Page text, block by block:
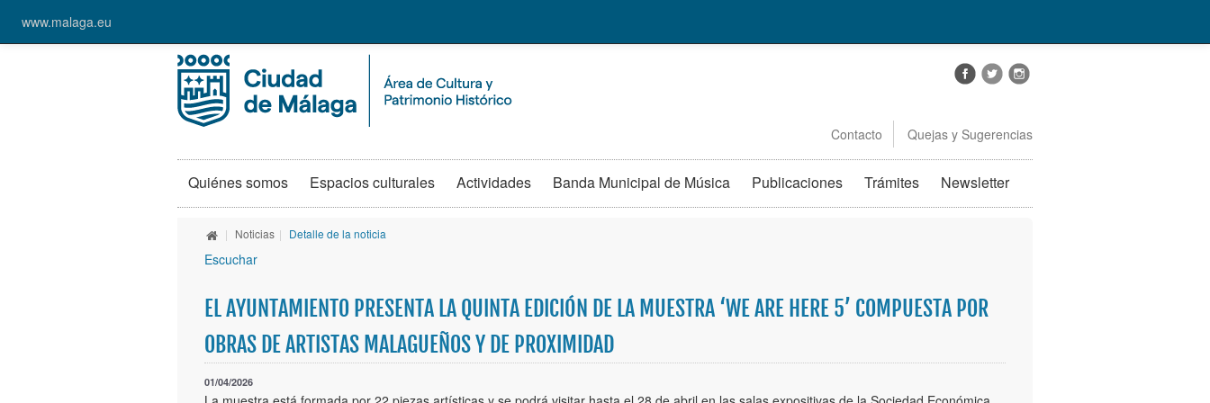
www.malaga.eu
Contacto Quejas y Sugerencias
Quiénes somos Espacios culturales Actividades Banda Municipal de Música Publicaciones Trámites Newsletter
| Noticias | Detalle de la noticia
Escuchar
EL AYUNTAMIENTO PRESENTA LA QUINTA EDICIÓN DE LA MUESTRA ‘WE ARE HERE 5’ COMPUESTA POR
OBRAS DE ARTISTAS MALAGUEÑOS Y DE PROXIMIDAD
01/04/2026